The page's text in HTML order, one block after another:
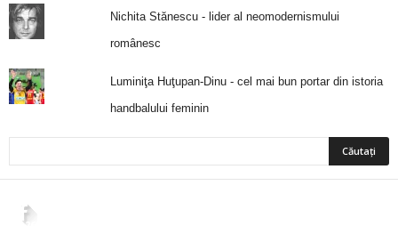
Nichita Stănescu - lider al neomodernismului
românesc
Luminiţa Huţupan-Dinu - cel mai bun portar din istoria
handbalului feminin
2,265